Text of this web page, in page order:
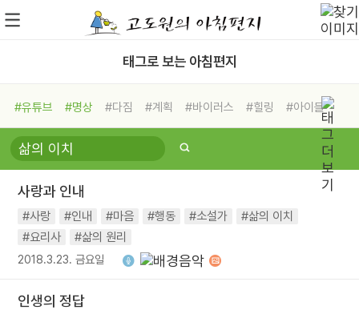
태그로 보는 아침편지
#유튜브 #명상 #다짐 #계획 #바이러스 #힐링
#아이들
#비전캠프
#독서캠프 #삶
#희망
#나눔 #친구 #링컨학교
#독서
#건강
사랑과 인내
#사랑 #인내 #마음 #행동 #소설가
#삶의 이치
#요리사
#삶의 원리
2018.3.23. 금요일
인생의 정답